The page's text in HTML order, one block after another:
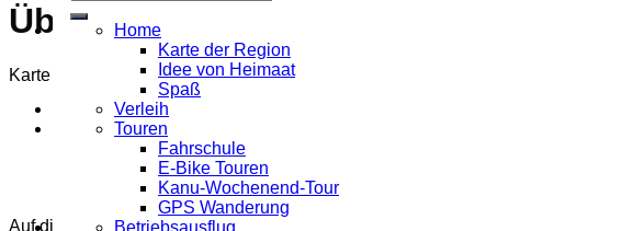
Home
Karte der Region
Idee von Heimaat
Spaß
Verleih
Touren
Fahrschule
E-Bike Touren
Kanu-Wochenend-Tour
GPS Wanderung
Betriebsausflug
Home
Karte der Region
Idee von Heimaat
Verleih
Touren
Fahrschule
E-Bike Touren
Kanu-Wochenend-Tour
GPS Wanderung
Betriebsausflug
Übersicht
Karte der Heimaat.de-Angebote und der AktivRegion
Auf dieser Karte ist die Umgebung zu sehen, in der Heimaat.de Erlebnisse